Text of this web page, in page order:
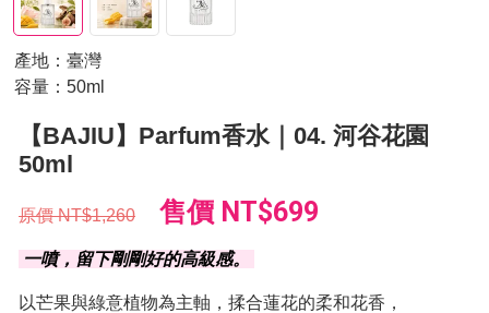
產地：臺灣
容量：50ml
【BAJIU】Parfum香水｜04. 河谷花園
50ml
原價NT$1,260 售價 NT$699
一噴，留下剛剛好的高級感。
以芒果與綠意植物為主軸，揉合蓮花的柔和花香，